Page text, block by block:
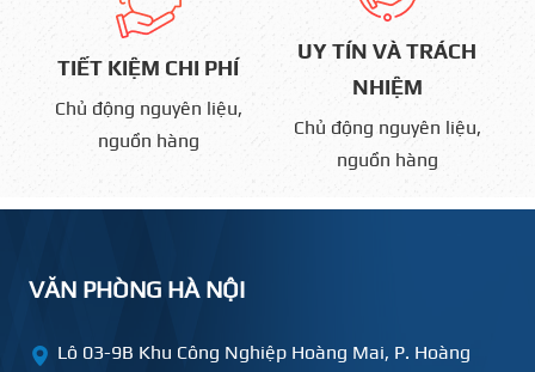
nhanh
Có dây cứu sinh dài đi kèm
Dễ ném xa – dễ kéo vào bờ
Trọng lượng nhẹ – thao tác đơn giản
Tăng hiệu quả cứu hộ ban ngày & ban đêm
⭐ Đa dạng mẫu mã
TIẾT KIỆM CHI PHÍ
Chủ động nguyên liệu,
nguồn hàng
UY TÍN VÀ TRÁCH
NHIỆM
Chủ động nguyên liệu,
nguồn hàng
VĂN PHÒNG HÀ NỘI
Lô 03-9B Khu Công Nghiệp Hoàng Mai, P. Hoàng